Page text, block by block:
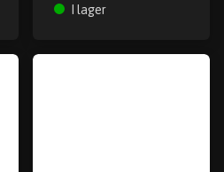
I lager